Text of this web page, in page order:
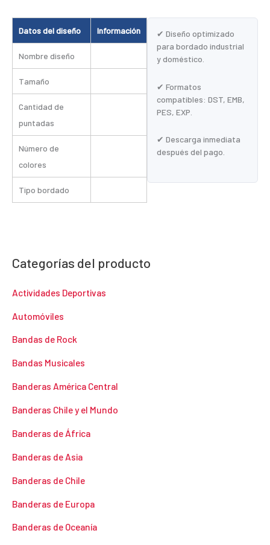
Datos del diseño Información
Nombre diseño
Tamaño
Cantidad de
puntadas
Número de
colores
Tipo bordado
✔ Diseño optimizado
para bordado industrial
y doméstico.
✔ Formatos
compatibles: DST, EMB,
PES, EXP.
✔ Descarga inmediata
después del pago.
Categorías del producto
Actividades Deportivas
Automóviles
Bandas de Rock
Bandas Musicales
Banderas América Central
Banderas Chile y el Mundo
Banderas de África
Banderas de Asia
Banderas de Chile
Banderas de Europa
Banderas de Oceanía